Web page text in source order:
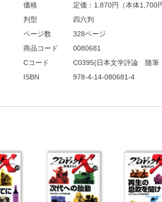
価格
定価： 1,870円（本体1,700円
判型
四六判
ページ数
328ページ
商品コード
0080681
Cコード
C0395(日本文学評論 随
ISBN
978-4-14-080681-4